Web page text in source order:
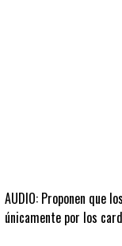
AUDIO: Proponen que
únicamente por los